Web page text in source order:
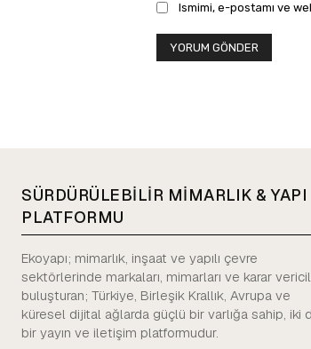
Ismimi, e-postamı ve
SÜRDÜRÜLEBİLİR MİMARLIK & YAPI
PLATFORMU
Ekoyapı; mimarlık, inşaat ve yapılı çevre
sektörlerinde markaları, mimarları ve karar
buluşturan; Türkiye, Birleşik Krallık, Avrupa ve
küresel dijital ağlarda güçlü bir varlığa sahip, iki
bir yayın ve iletişim platformudur.